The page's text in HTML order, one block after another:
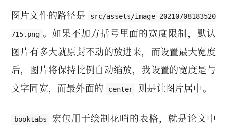
图片文件的路径是 src/assets/image-20210708183520
715.png 。如果不加方括号里面的宽度限制，默认
图片有多大就原封不动的放进来，而设置最大宽度
后，图片将保持比例自动缩放，我设置的宽度是与
文字同宽，而最外面的
center 则是让图片居中。
booktabs 宏包用于绘制花哨的表格，就是论文中